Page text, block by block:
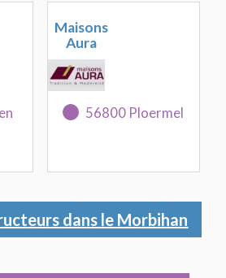
Maisons
Aura
56800 Ploermel
dans le Morbihan